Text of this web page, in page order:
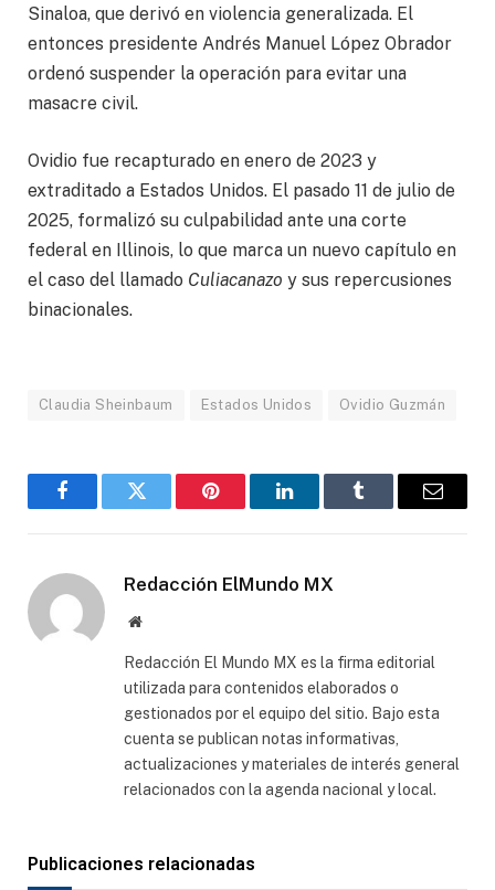
Sinaloa, que derivó en violencia generalizada. El
entonces presidente Andrés Manuel López Obrador
ordenó suspender la operación para evitar una
masacre civil.
Ovidio fue recapturado en enero de 2023 y
extraditado a Estados Unidos. El pasado 11 de julio de
2025, formalizó su culpabilidad ante una corte
federal en Illinois, lo que marca un nuevo capítulo en
el caso del llamado Culiacanazo y sus repercusiones
binacionales.
Claudia Sheinbaum Estados Unidos Ovidio Guzmán
FacebookGorjeo Pinterest LinkedInTumblr
Correo
Redacción ElMundo MX
Sitio
Redacción El Mundo MX es la firma editorial
utilizada para contenidos elaborados o
gestionados por el equipo del sitio. Bajo esta
cuenta se publican notas informativas,
actualizaciones y materiales de interés general
relacionados con la agenda nacional y local.
Publicaciones relacionadas